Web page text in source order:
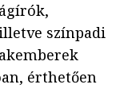
színpadi
érthetően